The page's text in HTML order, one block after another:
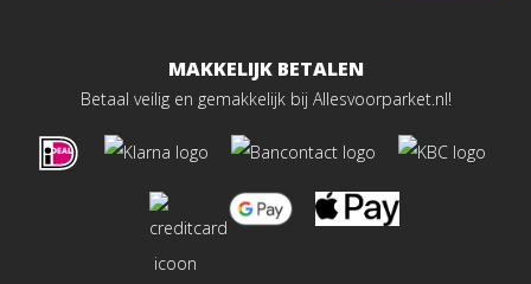
MAKKELIJK BETALEN
Betaal veilig en gemakkelijk bij Allesvoorparket.nl!